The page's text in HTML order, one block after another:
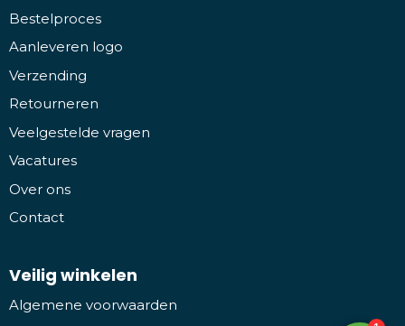
Bestelproces
Aanleveren logo
Verzending
Retourneren
Veelgestelde vragen
Vacatures
Over ons
Contact
Veilig winkelen
Algemene voorwaarden